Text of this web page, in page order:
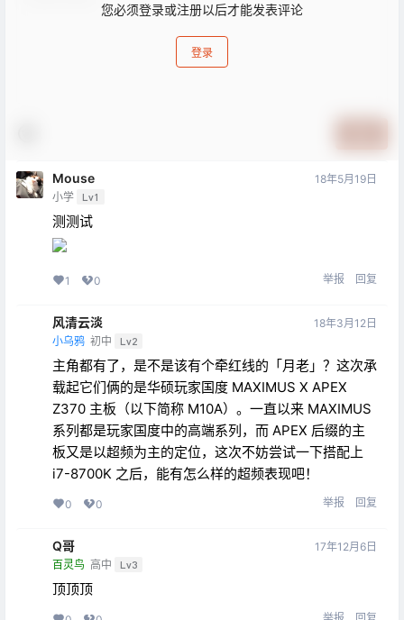
您必须登录或注册以后才能发表评论
登录
Mouse
小学 Lv1
18年5月19日
测测试
1 0 举报 回复
风清云淡
小乌鸦 初中 Lv2
18年3月12日
主角都有了，是不是该有个牵红线的「月老」？这次承
载起它们俩的是华硕玩家国度 MAXIMUS X APEX
Z370 主板（以下简称 M10A）。一直以来 MAXIMUS
系列都是玩家国度中的高端系列，而 APEX 后缀的主
板又是以超频为主的定位，这次不妨尝试一下搭配上
i7-8700K 之后，能有怎么样的超频表现吧！
0 0 举报 回复
Q哥
百灵鸟 高中 Lv3
17年12月6日
顶顶顶